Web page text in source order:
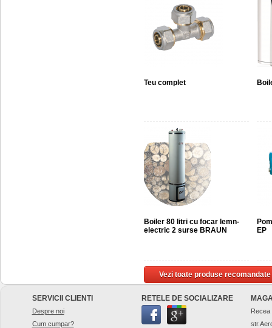
Teu complet
Boiler 80 litri cu focar lemn-
electric 2 surse BRAUN
EP
Vezi toate produse recomandate
SERVICII CLIENTI
Despre noi
Cum cumpar?
RETELE DE SOCIALIZARE
Recea